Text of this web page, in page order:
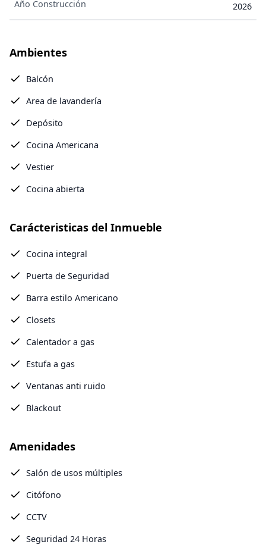
Año Construcción 2026
Ambientes
Balcón
Area de lavandería
Depósito
Cocina Americana
Vestier
Cocina abierta
Carácteristicas del Inmueble
Cocina integral
Puerta de Seguridad
Barra estilo Americano
Closets
Calentador a gas
Estufa a gas
Ventanas anti ruido
Blackout
Amenidades
Salón de usos múltiples
Citófono
CCTV
Seguridad 24 Horas